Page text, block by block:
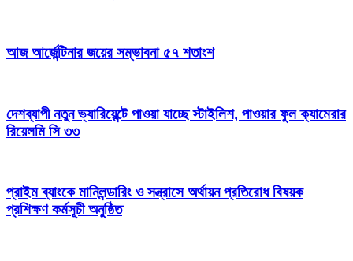
আজ আর্জেন্টিনার জয়ের সম্ভাবনা ৫৭ শতাংশ
দেশব্যাপী নতুন ভ্যারিয়েন্টে পাওয়া যাচ্ছে স্টাইলিশ, পাওয়ার ফুল ক্যামেরার
রিয়েলমি সি ৩৩
প্রাইম ব্যাংকে মানিলন্ডারিং ও সন্ত্রাসে অর্থায়ন প্রতিরোধ বিষয়ক
প্রশিক্ষণ কর্মসূচী অনুষ্ঠিত